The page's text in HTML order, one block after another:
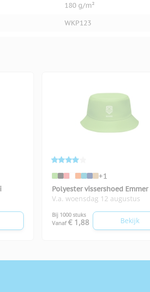
180 g/m²
WKP123
+1
Polyester vissershoed Emmer
V.a. woensdag 12 augustus
Bij 1000 stuks
Vanaf € 1,88 Bekijk